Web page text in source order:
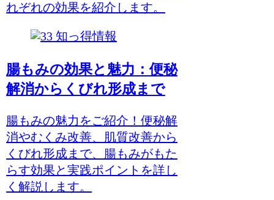
れぞれの効果を紹介します。
知っ得情報
腸もみの効果と魅力：便秘
解消からくびれ形成まで
腸もみの魅力をご紹介！便秘解
消やむくみ改善、肌質改善から
くびれ形成まで、腸もみがもた
らす効果と実践ポイントを詳し
く解説します。